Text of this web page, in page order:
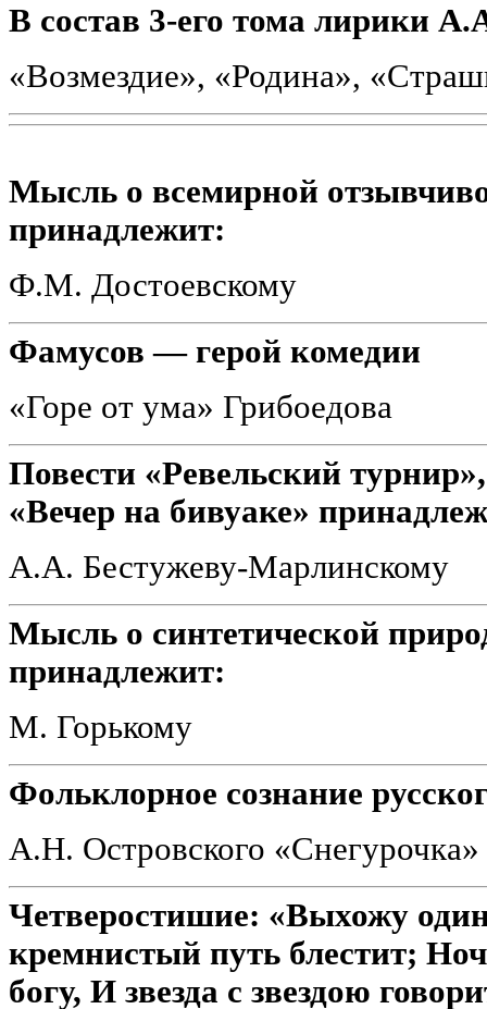
В состав 3-его тома лирики
«Возмездие», «Родина»,
Мысль о всемирной
принадлежит:
Ф.М. Достоевскому
Фамусов — герой комедии
«Горе от ума» Грибоедова
Повести «Ревельский
«Вечер на бивуаке»
А.А. Бестужеву-Марлинскому
Мысль о синтетической
принадлежит:
М. Горькому
Фольклорное сознание
А.Н. Островского «Снегурочка»
Четверостишие: «Выхожу
кремнистый путь блестит;
богу, И звезда с звездою